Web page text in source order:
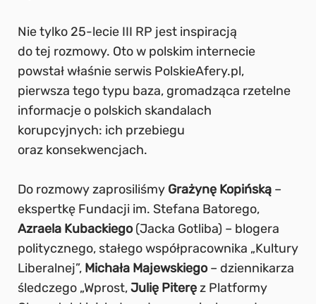
Nie tylko 25-lecie III RP jest inspiracją
do tej rozmowy. Oto w polskim internecie
powstał właśnie serwis PolskieAfery.pl,
pierwsza tego typu baza, gromadząca rzetelne
informacje o polskich skandalach
korupcyjnych: ich przebiegu
oraz konsekwencjach.
Do rozmowy zaprosiliśmy Grażynę Kopińską –
ekspertkę Fundacji im. Stefana Batorego,
Azraela Kubackiego(Jacka Gotliba) – blogera
politycznego, stałego współpracownika „Kultury
Liberalnej”, Michała Majewskiego– dziennikarza
śledczego „Wprost,Julię Piteręz Platformy